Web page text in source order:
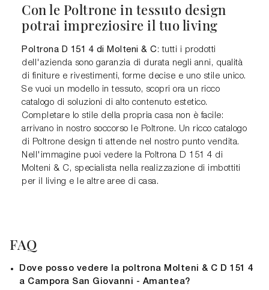
Con le Poltrone in tessuto design
potrai impreziosire il tuo living
Poltrona D 151 4 di Molteni & C : tutti i prodotti
dell'azienda sono garanzia di durata negli anni, qualità
di finiture e rivestimenti, forme decise e uno stile unico.
Se vuoi un modello in tessuto, scopri ora un ricco
catalogo di soluzioni di alto contenuto estetico.
Completare lo stile della propria casa non è facile:
arrivano in nostro soccorso le Poltrone. Un ricco catalogo
di Poltrone design ti attende nel nostro punto vendita.
Nell'immagine puoi vedere la Poltrona D 151 4 di
Molteni & C, specialista nella realizzazione di imbottiti
per il living e le altre aree di casa.
FAQ
Dove posso vedere la poltrona Molteni & C D 151 4
a Campora San Giovanni - Amantea?